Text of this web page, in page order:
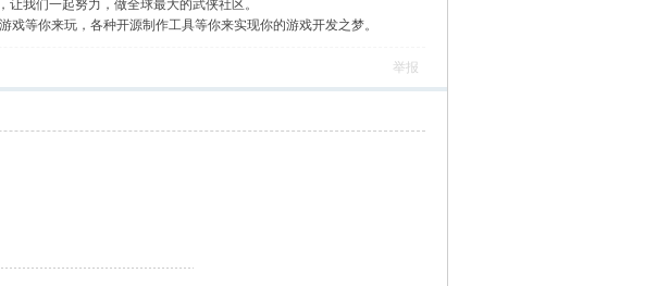
让我们一起努力，做全球最大的武侠社区。
等你来玩，各种开源制作工具等你来实现你的游戏开发之梦。
举报